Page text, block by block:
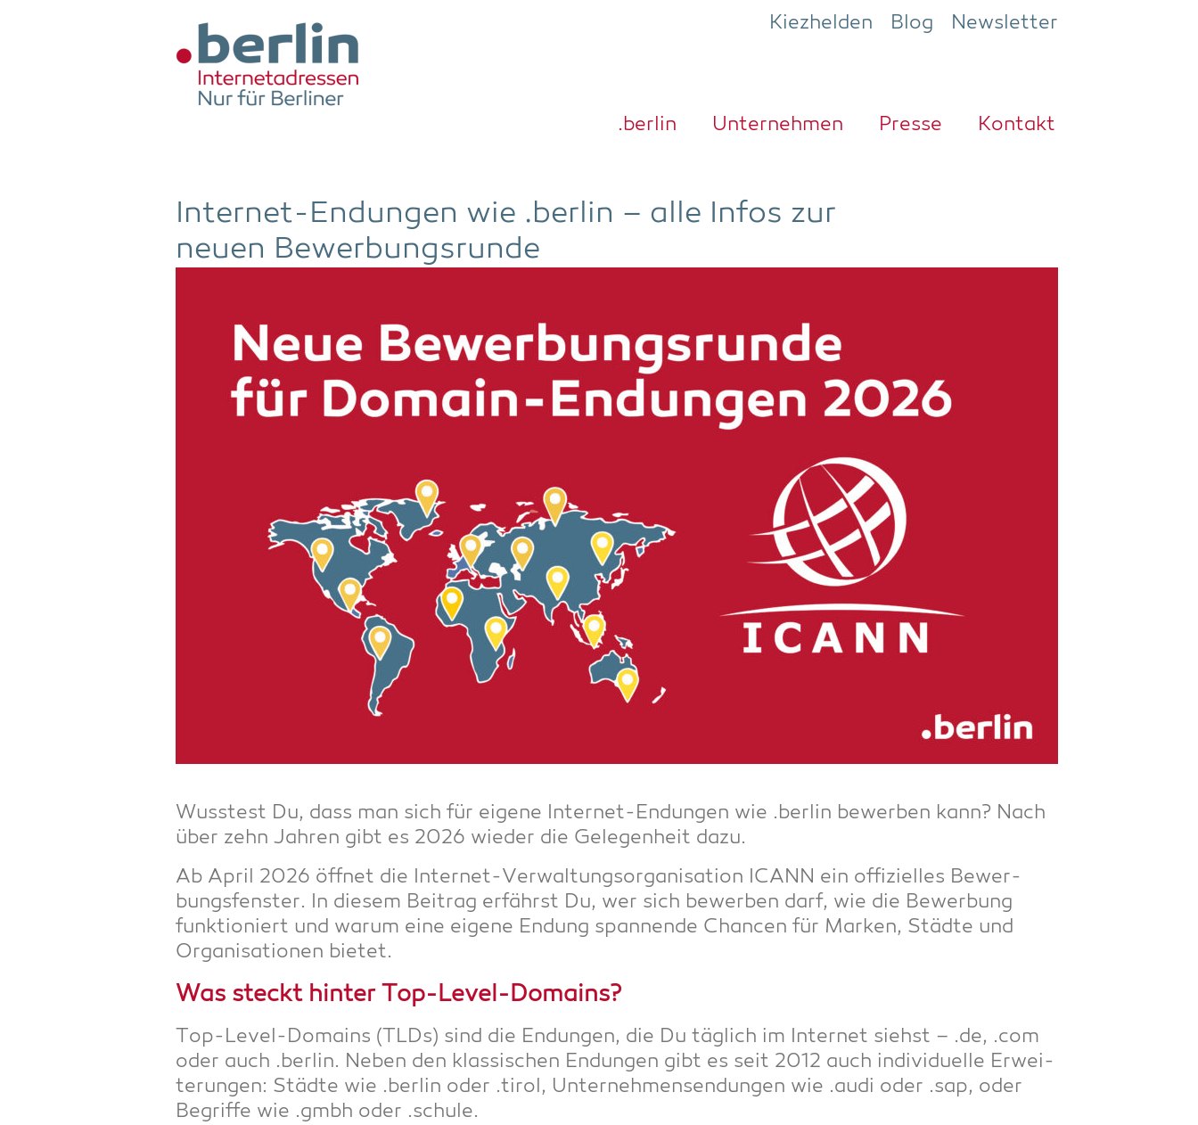
Zum Hauptinhalt springen Kiezhelden Blog Newsletter
.ber­lin Unter­neh­men Pres­se Kon­takt
Inter­net-Endun­gen wie .ber­lin – alle Infos zur
neu­en Bewerbungsrunde
Wuss­test Du, dass man sich für eige­ne Inter­net-Endun­gen wie .ber­lin bewer­ben kann? Nach
über zehn Jah­ren gibt es 2026 wie­der die Gele­gen­heit dazu.
Ab April 2026 öff­net die Inter­net-Ver­wal­tungs­or­ga­ni­sa­ti­on ICANN ein offi­zi­el­les Bewer­
bungs­fens­ter. In die­sem Bei­trag erfährst Du, wer sich bewer­ben darf, wie die Bewer­bung
funk­tio­niert und war­um eine eige­ne Endung span­nen­de Chan­cen für Mar­ken, Städ­te und
Orga­ni­sa­tio­nen bietet.
Was steckt hin­ter Top-Level-Domains?
Top-Level-Domains (TLDs) sind die Endun­gen, die Du täg­lich im Inter­net siehst – .de, .com
oder auch .ber­lin. Neben den klas­si­schen Endun­gen gibt es seit 2012 auch indi­vi­du­el­le Erwei­
te­run­gen: Städ­te wie .ber­lin oder .tirol, Unter­neh­mensen­dun­gen wie .audi oder .sap, oder
Begrif­fe wie .gmbh oder .schu­le.